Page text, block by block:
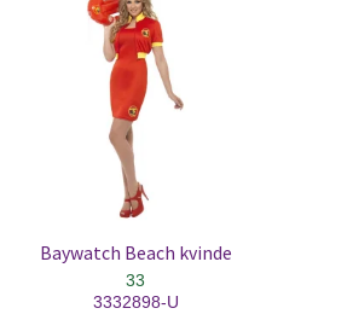
Baywatch Beach kvinde
33
3332898-U